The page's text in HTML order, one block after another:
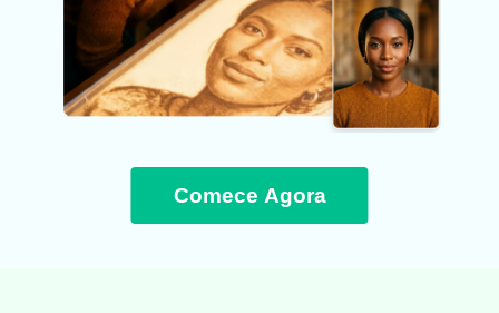
Comece Agora